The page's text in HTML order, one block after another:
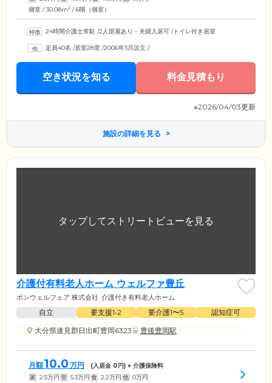
個室 / 30.08m2 / 6階（個室）
24時間介護士常駐 /2人部屋あり・夫婦入居可 /トイレ付き居室
定員40名 /居室28室 /2006年3月設立 /
空き状況を知る 料金見積もり
※2026/04/03更新
施設の詳細を見る
介護付有料老人ホーム ウェルファ豊丘
ボンウェルフェア 株式会社 介護付き有料老人ホーム
自立 要支援1•2 要介護1〜5
認知症可
大分県速見郡日出町豊岡6323
豊後豊岡駅
月額10.0 万円 (入居金 0円) + 介護保険料
家 2.5万円 管 5.3万円 食 2.2万円 他 0万円